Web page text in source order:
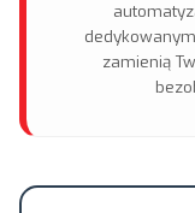
zamienią